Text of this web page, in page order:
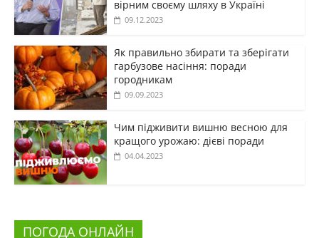
вірним своєму шляху в Україні
09.12.2023
Як правильно збирати та зберігати
гарбузове насіння: поради
городникам
09.09.2023
Чим підживити вишню весною для
кращого урожаю: дієві поради
04.04.2023
ПОГОДА ОНЛАЙН